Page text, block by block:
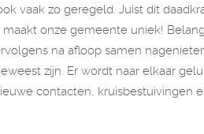
vaak zo geregeld. Juist dit
onze gemeente uniek!
na afloop samen
zijn. Er wordt naar elkaar
contacten, kruisbestuivingen